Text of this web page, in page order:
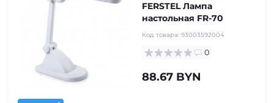
FERSTEL Лампа
настольная FR-70
Код товара: 93003592004
0
88.67 BYN